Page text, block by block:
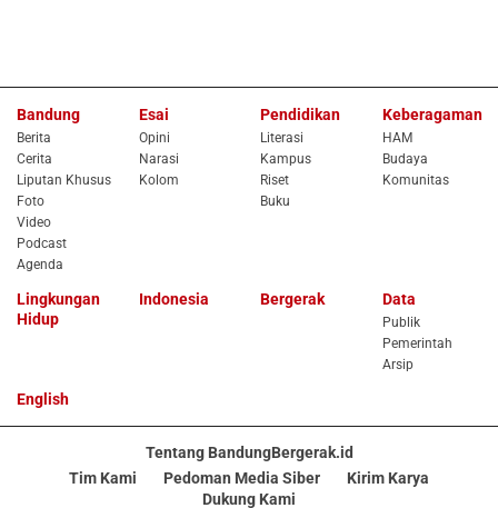
Bandung
Berita
Cerita
Liputan Khusus
Foto
Video
Podcast
Agenda
Esai
Opini
Narasi
Kolom
Pendidikan
Literasi
Kampus
Riset
Buku
Keberagaman
HAM
Budaya
Komunitas
Lingkungan
Hidup
Indonesia Bergerak Data
Publik
Pemerintah
Arsip
English
Tentang BandungBergerak.id
Tim Kami
Pedoman Media Siber
Kirim Karya
Dukung Kami